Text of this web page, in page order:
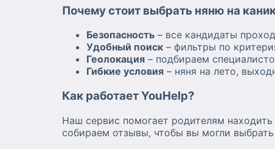
Почему стоит выбрать няню на
Безопасность – все кандидаты
Удобный поиск – фильтры по
Геолокация – подбираем
Гибкие условия – няня на лето,
Как работает YouHelp?
Наш сервис помогает родителям
собираем отзывы, чтобы вы могли